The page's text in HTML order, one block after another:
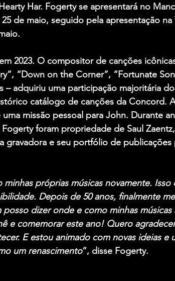
Har. Fogerty se apresentará no
de maio, seguido pela apresentação na
2023. O compositor de canções
“Down on the Corner”, “Fortunate
– adquiriu uma participação majoritária
catálogo de canções da Concord.
missão pessoal para John. Durante
Fogerty foram propriedade de Saul
gravadora e seu portfólio de
próprias músicas novamente.
Depois de 50 anos, finalmente
dizer onde e como minhas músicas
e comemorar este ano! Quero
E estou animado com novas ideias e
um renascimento”, disse Fogerty.